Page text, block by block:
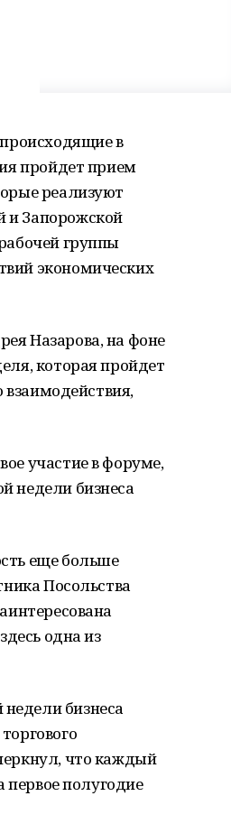
в
пройдет прием
реализуют
и Запорожской
группы
экономических
Назарова, на фоне
которая пройдет
взаимодействия,
участие в форуме,
недели бизнеса
еще больше
Посольства
одна из
бизнеса
что каждый
первое полугодие